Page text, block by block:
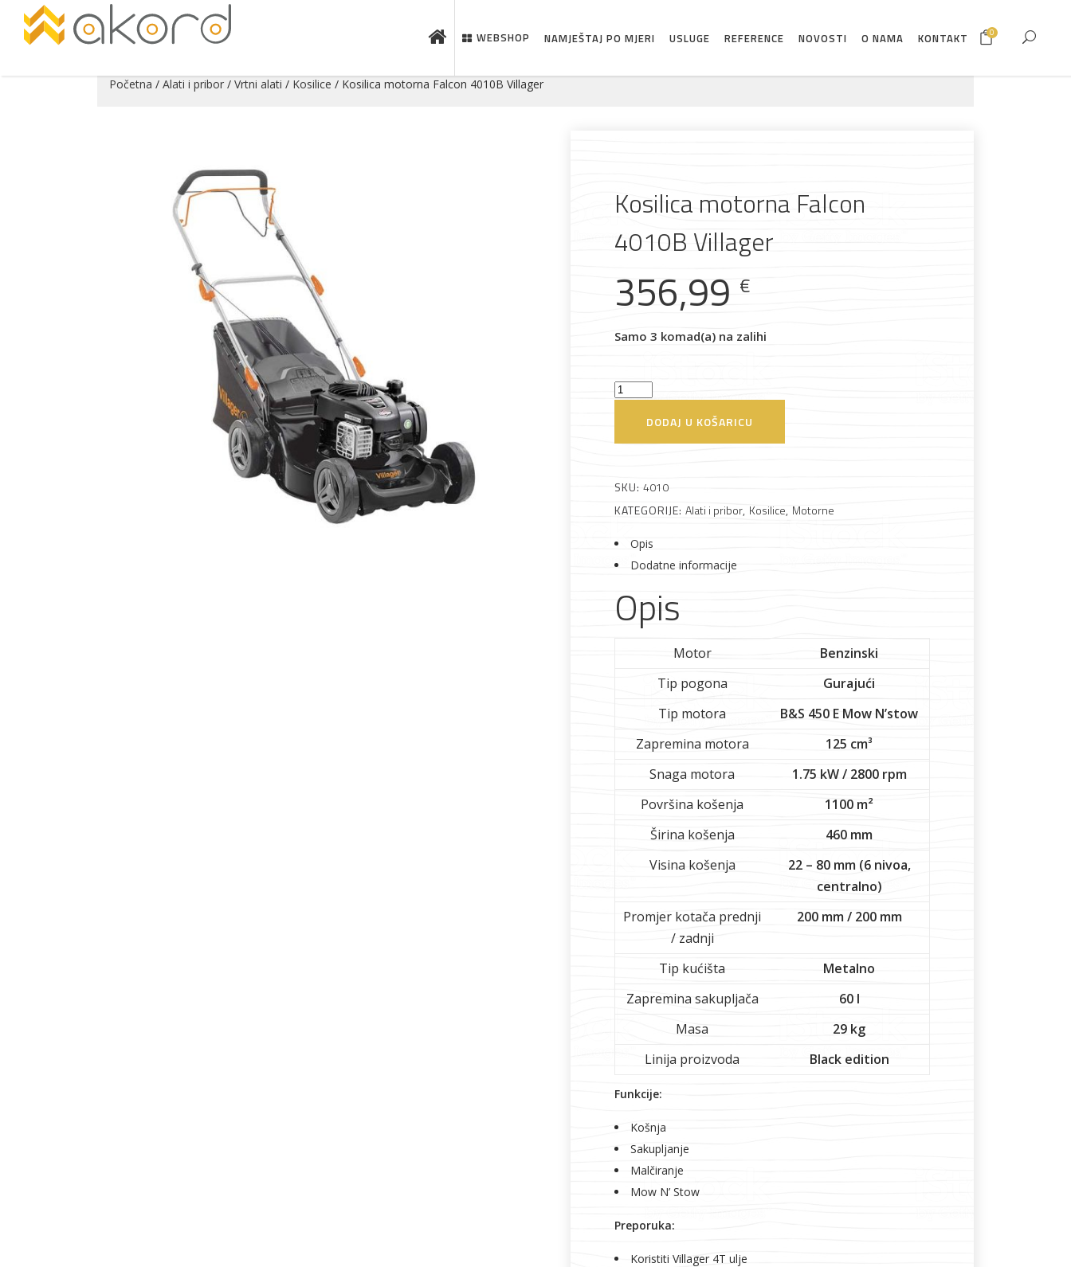
Pogledajte što je novo u ponudi
AKCIJA! Pločasti
materijali
Alati i pribor Vrt i okućnica
Elektromaterijal
WEBSHOP NAMJEŠTAJ PO MJERI USLUGE REFERENCE NOVOSTI O NAMA KONTAKT 0
Početna / Alati i pribor / Vrtni alati / Kosilice / Kosilica motorna Falcon 4010B Villager
Kosilica motorna Falcon
4010B Villager
356,99 €
Samo 3 komad(a) na zalihi
Kosilica
Falcon
količina
DODAJ U KOŠARICU
SKU: 4010
KATEGORIJE: Alati i pribor, Kosilice, Motorne
Opis
Dodatne informacije
Opis
Motor
Benzinski
Tip pogona
Gurajući
Tip motora
B&S 450 E Mow N’stow
Zapremina motora
125 cm³
Snaga motora
1.75 kW / 2800 rpm
Površina košenja
1100 m²
Širina košenja
460 mm
Visina košenja
22 – 80 mm (6 nivoa,
centralno)
Promjer kotača prednji
/ zadnji
200 mm / 200 mm
Tip kućišta
Metalno
Zapremina sakupljača
60 l
Masa
29 kg
Linija proizvoda
Black edition
Funkcije:
Košnja
Sakupljanje
Malčiranje
Mow N’ Stow
Preporuka:
Koristiti Villager 4T ulje